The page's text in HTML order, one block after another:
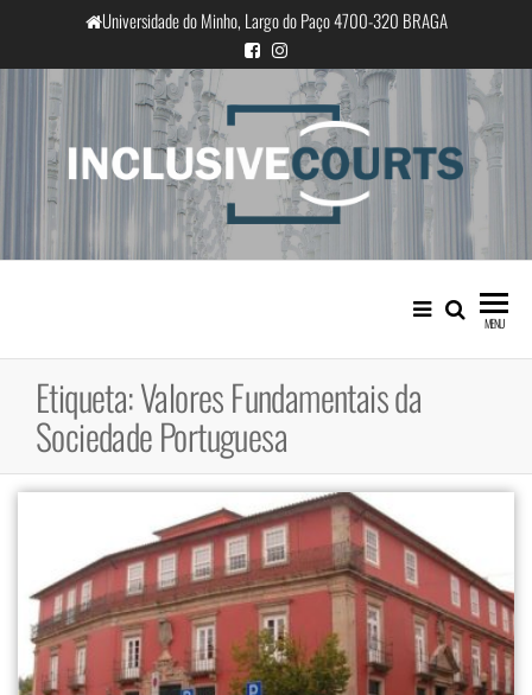
o
conteúdo
Universidade do Minho, Largo do Paço 4700-320 BRAGA
InclusiveCourts
Igualdade e diferença cultural na
prática judicial portuguesa
MENU
Etiqueta:Valores Fundamentais da
Sociedade Portuguesa